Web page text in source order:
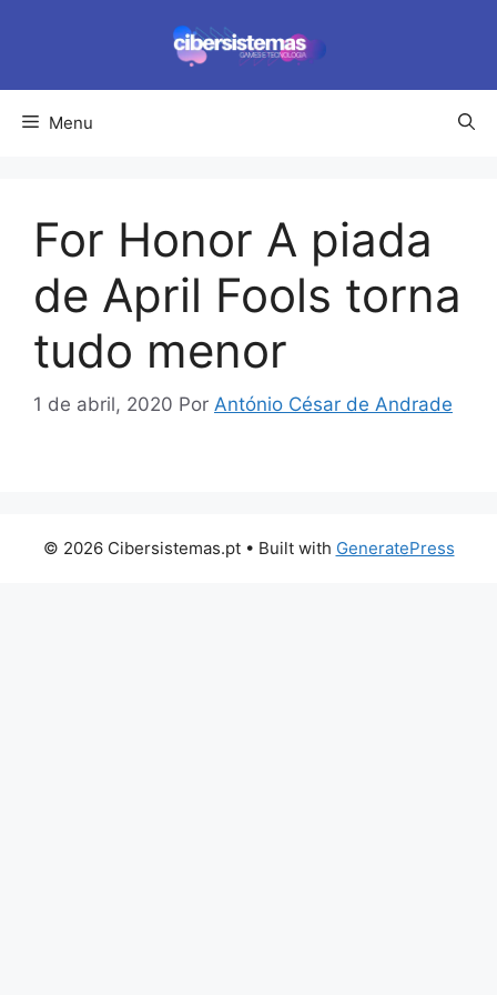
conteúdo
Menu
For Honor A piada
de April Fools torna
tudo menor
1 de abril, 2020 Por António César de Andrade
© 2026 Cibersistemas.pt• Built with GeneratePress